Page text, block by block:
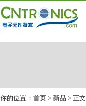
你的位置： 首页 > 新品 > 正文